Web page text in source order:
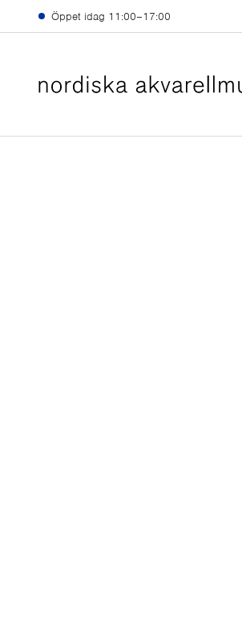
Hoppa till huvudinnehåll
Öppet idag 11:00–17:00